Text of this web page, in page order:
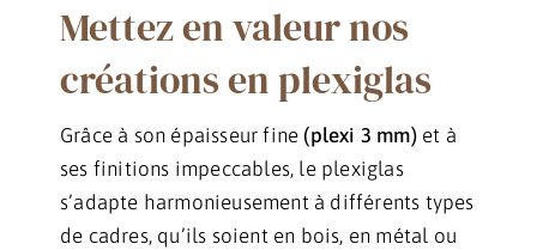
Mettez en valeur nos
créations en plexiglas
Grâce à son épaisseur fine (plexi 3 mm)et à
ses finitions impeccables, le plexiglas
s’adapte harmonieusement à différents types
de cadres, qu’ils soient en bois, en métal ou